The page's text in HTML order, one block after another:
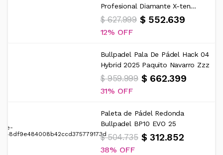
Profesional Diamante X-ten...
$ 627.999 $ 552.639
12%
Bullpadel Pala De Pádel Hack 04
Hybrid 2025 Paquito Navarro Zzz
$ 959.999 $ 662.399
31%
Paleta de Pádel Redonda
Bullpadel BP10 EVO 25
$ 504.735 $ 312.852
38%